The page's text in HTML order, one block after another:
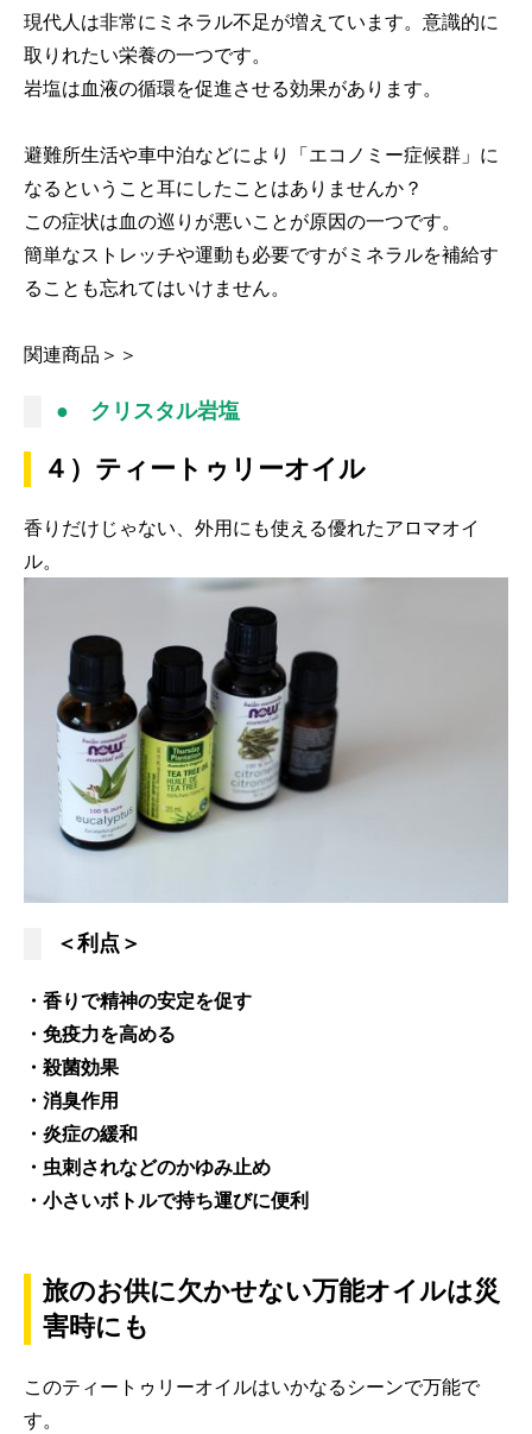
現代人は非常にミネラル不足が増えています。意識的に
取りれたい栄養の一つです。
岩塩は血液の循環を促進させる効果があります。
避難所生活や車中泊などにより「エコノミー症候群」に
なるということ耳にしたことはありませんか？
この症状は血の巡りが悪いことが原因の一つです。
簡単なストレッチや運動も必要ですがミネラルを補給す
ることも忘れてはいけません。
関連商品＞＞
● クリスタル岩塩
４）ティートゥリーオイル
香りだけじゃない、外用にも使える優れたアロマオイ
ル。
＜利点＞
・香りで精神の安定を促す
・免疫力を高める
・殺菌効果
・消臭作用
・炎症の緩和
・虫刺されなどのかゆみ止め
・小さいボトルで持ち運びに便利
旅のお供に欠かせない万能オイルは災
害時にも
このティートゥリーオイルはいかなるシーンで万能で
す。